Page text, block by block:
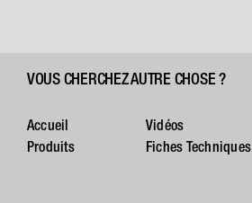
VOUS CHERCHEZ AUTRE CHOSE ?
Accueil
Produits
Vidéos
Fiches Techniques